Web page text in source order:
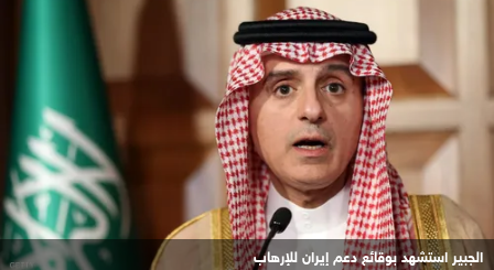
الجبير استشهد بوقائع دعم إيران للإرهاب